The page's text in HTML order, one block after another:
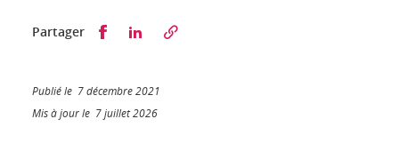
Partager Partager sur Facebook
Partager sur LinkedIn
Publié le 7 décembre 2021
Mis à jour le 7 juillet 2026